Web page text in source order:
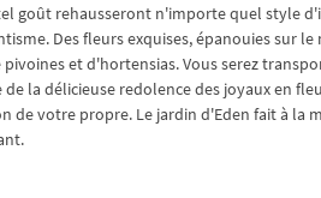
goût rehausseront n'importe quel style
Des fleurs exquises, épanouies sur
et d'hortensias. Vous serez
la délicieuse redolence des joyaux en
de votre propre. Le jardin d'Eden fait à la